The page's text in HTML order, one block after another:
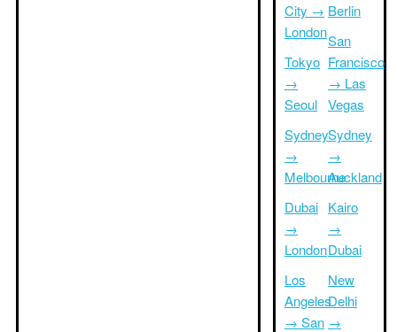
City →
London
Tokyo
→
Seoul
Sydney
→
Melbourne
Dubai
→
London
Los
Angeles
→ San
Berlin
San
Francisco
→ Las
Vegas
Sydney
→
Auckland
Kairo
→
Dubai
New
Delhi
→